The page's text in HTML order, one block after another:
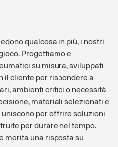
qualcosa in più, i nostri
Progettiamo e
su misura, sviluppati
il cliente per rispondere a
ambienti critici o necessità
materiali selezionati e
per offrire soluzioni
per durare nel tempo.
merita una risposta su